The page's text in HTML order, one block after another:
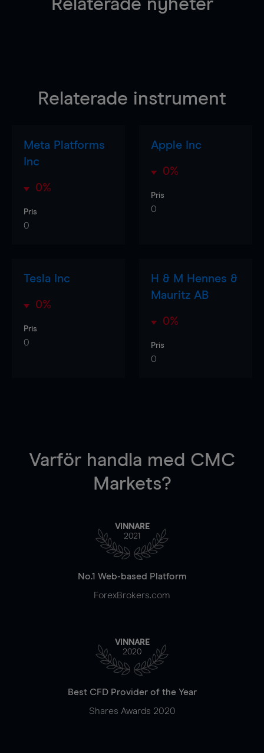
Relaterade nyheter
Relaterade instrument
Meta Platforms
Inc
0%
Pris
0
Apple Inc
0%
Pris
0
Tesla Inc
0%
Pris
0
H & M Hennes &
Mauritz AB
0%
Pris
0
Varför handla med CMC
Markets?
VINNARE
2021
No.1 Web-based Platform
ForexBrokers.com
VINNARE
2020
Best CFD Provider of the Year
Shares Awards 2020